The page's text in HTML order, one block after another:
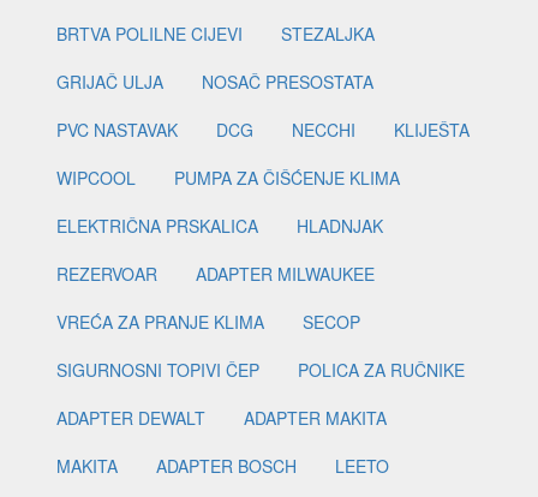
BRTVA POLILNE CIJEVI
STEZALJKA
GRIJAČ ULJA
NOSAČ PRESOSTATA
PVC NASTAVAK
DCG NECCHI
KLIJEŠTA
WIPCOOL
PUMPA ZA ČIŠĆENJE KLIMA
ELEKTRIČNA PRSKALICA
HLADNJAK
REZERVOAR
ADAPTER MILWAUKEE
VREĆA ZA PRANJE KLIMA
SECOP
SIGURNOSNI TOPIVI ČEP
POLICA ZA RUČNIKE
ADAPTER DEWALT
ADAPTER MAKITA
MAKITA
ADAPTER BOSCH
LEETO